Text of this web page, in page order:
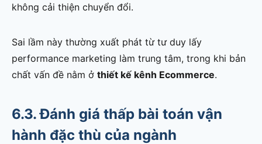
không cải thiện chuyển đổi.
Sai lầm này thường xuất phát từ tư duy lấy
performance marketing làm trung tâm, trong khi bản
chất vấn đề nằm ở thiết kế kênh Ecommerce.
6.3. Đánh giá thấp bài toán vận
hành đặc thù của ngành